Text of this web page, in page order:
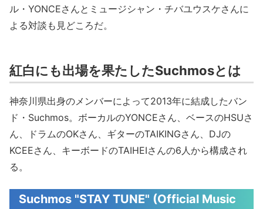
ル・YONCEさんとミュージシャン・チバユウスケさんに
よる対談も見どころだ。
紅白にも出場を果たしたSuchmosとは
神奈川県出身のメンバーによって2013年に結成したバン
ド・Suchmos。ボーカルのYONCEさん、ベースのHSUさ
ん、ドラムのOKさん、ギターのTAIKINGさん、DJの
KCEEさん、キーボードのTAIHEIさんの6人から構成され
る。
Suchmos "STAY TUNE" (Official Music